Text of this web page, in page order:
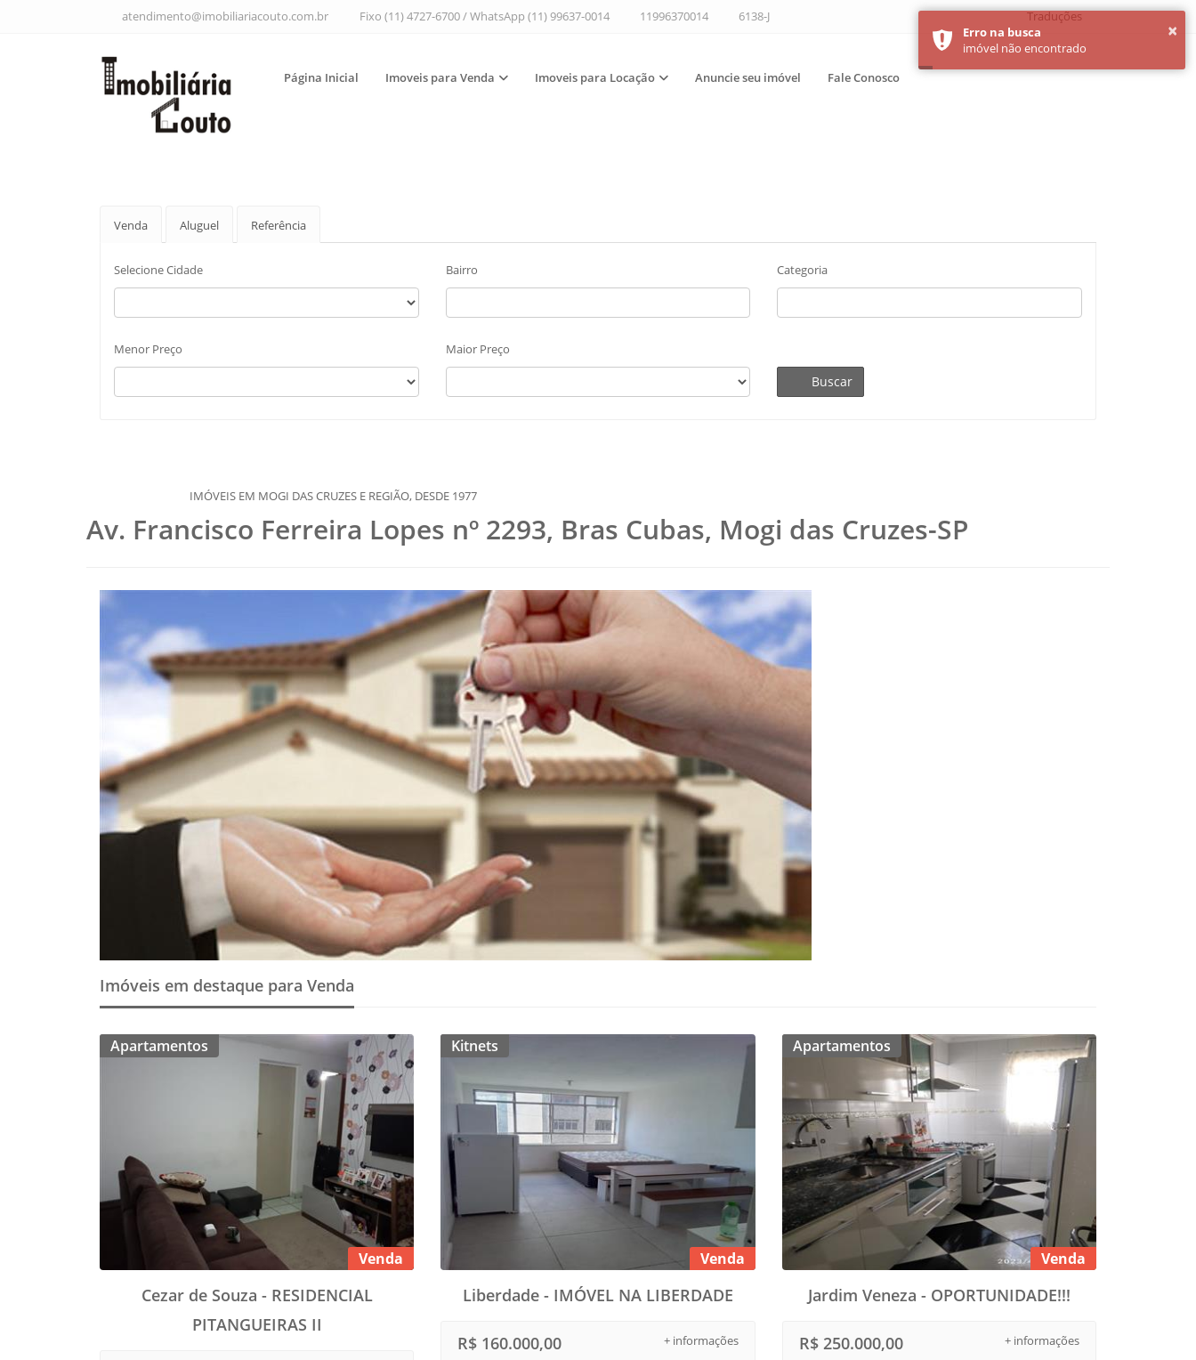
atendimento@imobiliariacouto.com.br Fixo (11) 4727-6700 / WhatsApp (11) 99637-0014 11996370014 6138-J Traduções
Página Inicial Imoveis para Venda Imoveis para Locação Anuncie seu imóvel Fale Conosco
Venda Aluguel Referência
Selecione Cidade Bairro Categoria
Menor Preço Maior Preço
Buscar
IMÓVEIS EM MOGI DAS CRUZES E REGIÃO, DESDE 1977
Av. Francisco Ferreira Lopes nº 2293, Bras Cubas, Mogi das Cruzes-SP
Imóveis em destaque para Venda
Apartamentos
Venda
Cezar de Souza - RESIDENCIAL
PITANGUEIRAS II
Kitnets
Venda
Liberdade - IMÓVEL NA LIBERDADE
+ informações
R$ 160.000,00
Apartamentos
Venda
Jardim Veneza - OPORTUNIDADE!!!
+ informações
R$ 250.000,00